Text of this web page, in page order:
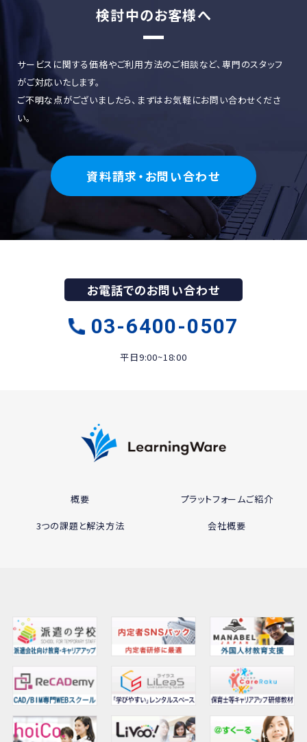
検討中のお客様へ
サービスに関する価格やご利用方法のご相談など、専門のスタッフ
がご対応いたします。
ご不明な点がございましたら、まずはお気軽にお問い合わせくださ
い。
資料請求・お問い合わせ
お電話でのお問い合わせ
03-6400-0507
平日9:00~18:00
概要
3つの課題と解決方法
プラットフォームご紹介
会社概要